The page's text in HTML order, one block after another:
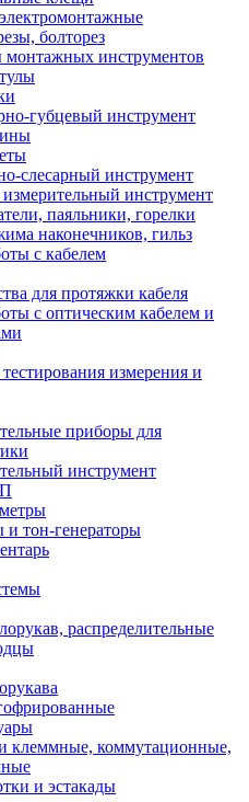
болторез
инструментов
губцевый инструмент
слесарный инструмент
инструмент
паяльники, горелки
наконечников, гильз
с кабелем
для протяжки кабеля
с оптическим кабелем и
измерения и
приборы для
инструмент
и тон-генераторы
распределительные
клеммные, коммутационные,
и эстакады